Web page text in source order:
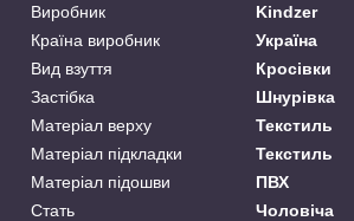
Виробник
Kindzer
Країна виробник
Україна
Вид взуття
Кросівки
Застібка
Шнурівка
Матеріал верху
Текстиль
Матеріал підкладки
Текстиль
Матеріал підошви
ПВХ
Стать
Чоловіча